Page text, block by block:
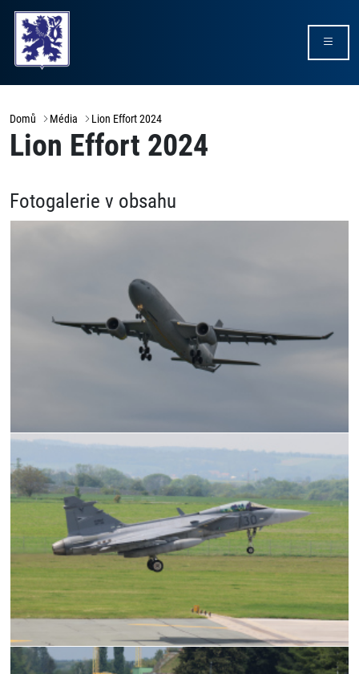
Domů Média Lion Effort 2024
Lion Effort 2024
Fotogalerie v obsahu